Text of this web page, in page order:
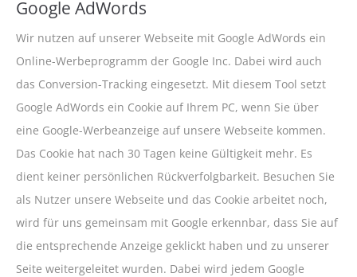
Google AdWords
Wir nutzen auf unserer Webseite mit Google AdWords ein
Online-Werbeprogramm der Google Inc. Dabei wird auch
das Conversion-Tracking eingesetzt. Mit diesem Tool setzt
Google AdWords ein Cookie auf Ihrem PC, wenn Sie über
eine Google-Werbeanzeige auf unsere Webseite kommen.
Das Cookie hat nach 30 Tagen keine Gültigkeit mehr. Es
dient keiner persönlichen Rückverfolgbarkeit. Besuchen Sie
als Nutzer unsere Webseite und das Cookie arbeitet noch,
wird für uns gemeinsam mit Google erkennbar, dass Sie auf
die entsprechende Anzeige geklickt haben und zu unserer
Seite weitergeleitet wurden. Dabei wird jedem Google